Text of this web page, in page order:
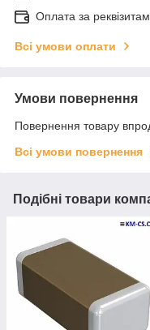
Оплата за
Всі умови оплати
Умови повернення
Повернення товару
Всі умови повернення
Подібні товари